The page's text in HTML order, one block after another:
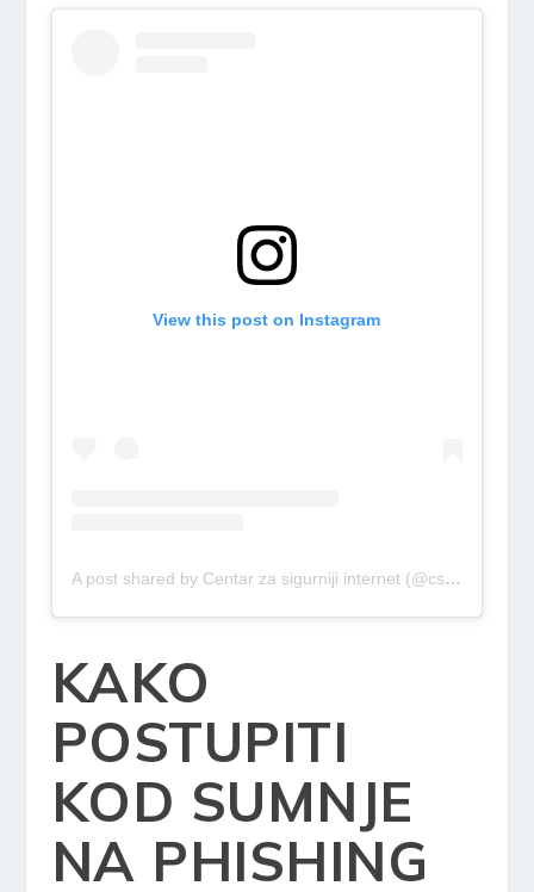
View this post on Instagram
A post shared by Centar za sigurniji internet (@csi.hr)
KAKO
POSTUPITI
KOD SUMNJE
NA PHISHING